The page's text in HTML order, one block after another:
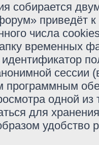
собирается
приведёт
числа
временных
идентификатор
сессии
программным
одной
для
удобство